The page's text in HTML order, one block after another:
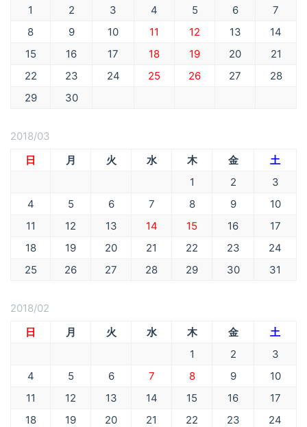
1
2 3 4 5 6
7
8
9 10 11 12 13
14
15
16 17 18 19 20
21
22
23 24 25 26 27
28
29
30
2018/03
日
月 火 水 木 金
土
1
2
3
4
5 6 7 8 9
10
11
12 13 14 15 16
17
18
19 20 21 22 23
24
25
26 27 28 29 30 31
2018/02
日
月 火 水 木 金
土
1
2
3
4
5 6 7 8 9
10
11
12 13 14 15 16
17
18
19 20 21 22 23
24